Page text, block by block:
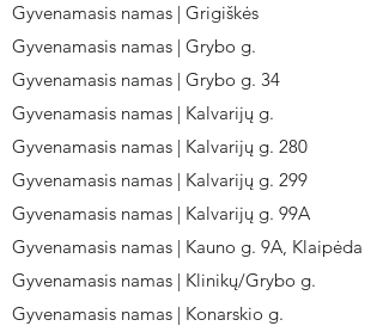
Gyvenamasis namas | Grigiškės
Gyvenamasis namas | Grybo g.
Gyvenamasis namas | Grybo g. 34
Gyvenamasis namas | Kalvarijų g.
Gyvenamasis namas | Kalvarijų g. 280
Gyvenamasis namas | Kalvarijų g. 299
Gyvenamasis namas | Kalvarijų g. 99A
Gyvenamasis namas | Kauno g. 9A, Klaipėda
Gyvenamasis namas | Klinikų/Grybo g.
Gyvenamasis namas | Konarskio g.